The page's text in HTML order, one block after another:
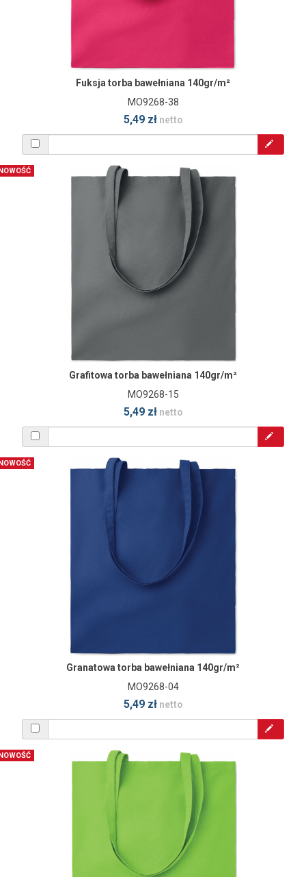
Fuksja torba bawełniana 140gr/m²
MO9268-38
5,49 złnetto
Grafitowa torba bawełniana 140gr/m²
MO9268-15
5,49 złnetto
Granatowa torba bawełniana 140gr/m²
MO9268-04
5,49 złnetto